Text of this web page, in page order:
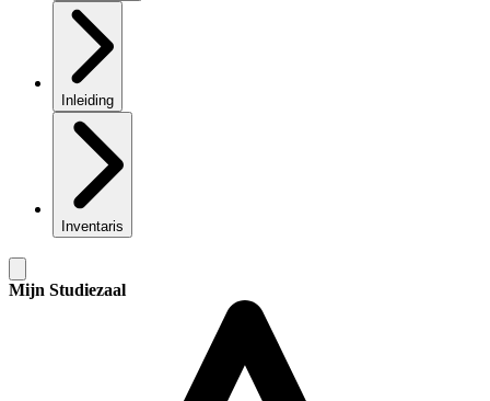
Inleiding
Inventaris
Mijn Studiezaal